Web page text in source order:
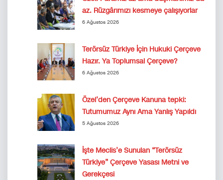
az. Rüzgârımızı kesmeye çalışıyorlar
6 Ağustos 2026
Terörsüz Türkiye İçin Hukuki Çerçeve
Hazır. Ya Toplumsal Çerçeve?
6 Ağustos 2026
Özel’den Çerçeve Kanuna tepki:
Tutumumuz Aynı Ama Yanlış Yapıldı
5 Ağustos 2026
İşte Meclis’e Sunulan “Terörsüz
Türkiye” Çerçeve Yasası Metni ve
Gerekçesi